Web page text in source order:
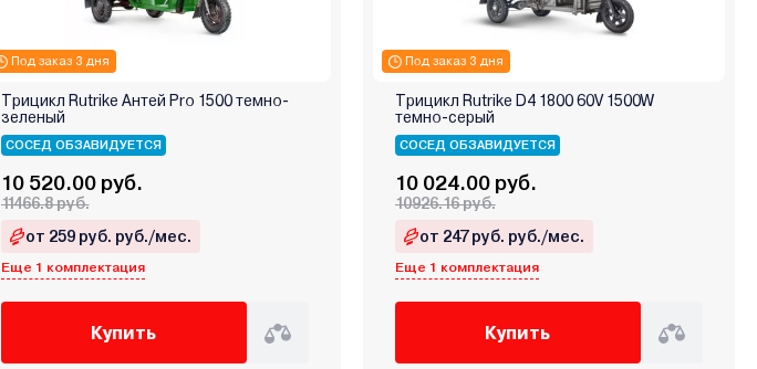
Под заказ 3 дня
Трицикл Rutrike Антей Pro 1500 темно-
зеленый
СОСЕД ОБЗАВИДУЕТСЯ
10 520.00 руб.
11466.8 руб.
от 259 руб. руб./мес.
Еще 1 комплектация
Купить
Под заказ 3 дня
Трицикл Rutrike D4 1800 60V 1500W
темно-серый
СОСЕД ОБЗАВИДУЕТСЯ
10 024.00 руб.
10926.16 руб.
от 247 руб. руб./мес.
Еще 1 комплектация
Купить